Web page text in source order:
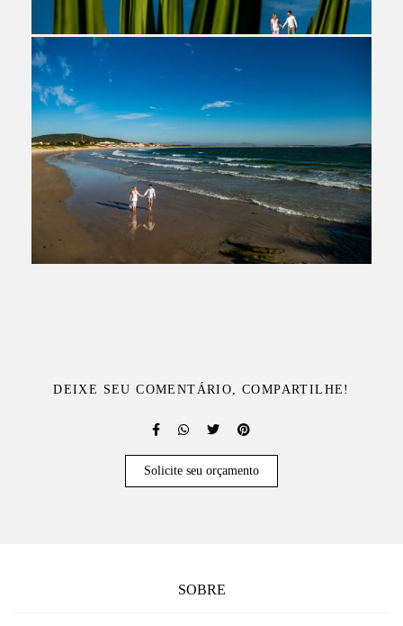
DEIXE SEU COMENTÁRIO, COMPARTILHE!
Solicite seu orçamento
SOBRE